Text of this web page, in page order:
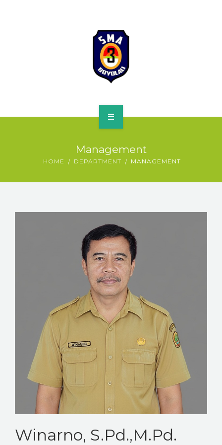
Management
HOME DEPARTMENT MANAGEMENT
Winarno, S.Pd.,M.Pd.